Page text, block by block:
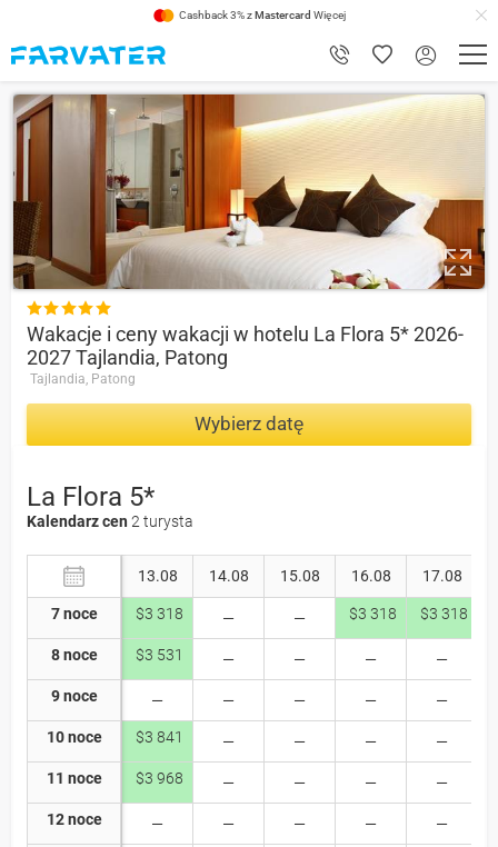
Cashback 3% zMastercard Więcej
8.2

Wakacje i ceny wakacji w hotelu La Flora 5* 2026-
2027 Tajlandia, Patong
Tajlandia, Patong
Wybierz datę
La Flora 5*
Kalendarz cen 2 turysta
7 noce
8 noce
9 noce
10 noce
11 noce
12 noce
13.08 14.08 15.08 16.08 17.08
$3 318 $3 318 $3 318
$3 531
$3 841
$3 968